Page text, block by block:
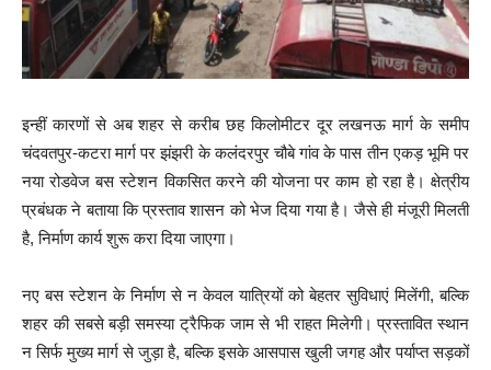
इन्हीं कारणों से अब शहर से करीब छह किलोमीटर दूर लखनऊ मार्ग के समीप
चंदवतपुर-कटरा मार्ग पर झंझरी के कलंदरपुर चौबे गांव के पास तीन एकड़ भूमि पर
नया रोडवेज बस स्टेशन विकसित करने की योजना पर काम हो रहा है। क्षेत्रीय
प्रबंधक ने बताया कि प्रस्ताव शासन को भेज दिया गया है। जैसे ही मंजूरी मिलती
है, निर्माण कार्य शुरू करा दिया जाएगा।
नए बस स्टेशन के निर्माण से न केवल यात्रियों को बेहतर सुविधाएं मिलेंगी, बल्कि
शहर की सबसे बड़ी समस्या ट्रैफिक जाम से भी राहत मिलेगी। प्रस्तावित स्थान
न सिर्फ मुख्य मार्ग से जुड़ा है, बल्कि इसके आसपास खुली जगह और पर्याप्त सड़कों